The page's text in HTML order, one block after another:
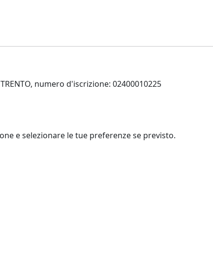
numero d'iscrizione: 02400010225
e selezionare le tue preferenze se previsto.